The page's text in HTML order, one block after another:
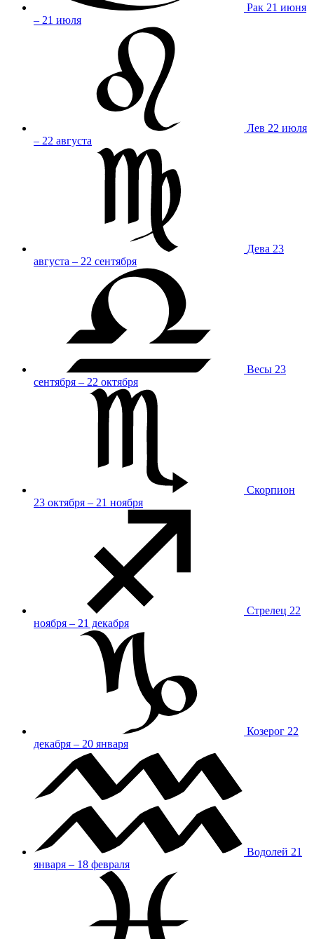
Рак 21 июня
– 21 июля
Лев 22 июля
– 22 августа
Дева 23
августа – 22 сентября
Весы 23
сентября – 22 октября
Скорпион
23 октября – 21 ноября
Стрелец 22
ноября – 21 декабря
Козерог 22
декабря – 20 января
Водолей 21
января – 18 февраля